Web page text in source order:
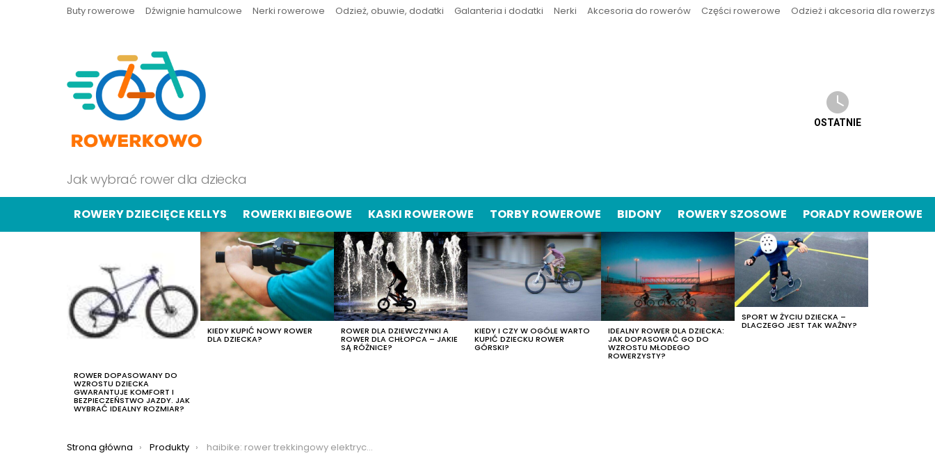
Buty rowerowe Dźwignie hamulcowe Nerki rowerowe Odzież, obuwie, dodatki Galanteria i dodatki Nerki Akcesoria do rowerów Części rowerowe Odzież i akcesoria dla
Jak wybrać rower dla dziecka
OSTATNIE
ROWERY DZIECIĘCE KELLYS ROWERKI BIEGOWE KASKI ROWEROWE TORBY ROWEROWE BIDONY ROWERY SZOSOWE PORADY ROWEROWE
ROWER DOPASOWANY DO
WZROSTU DZIECKA
GWARANTUJE KOMFORT I
BEZPIECZEŃSTWO JAZDY. JAK
WYBRAĆ IDEALNY ROZMIAR?
KIEDY KUPIĆ NOWY ROWER
DLA DZIECKA?
ROWER DLA DZIEWCZYNKI A
ROWER DLA CHŁOPCA – JAKIE
SĄ RÓŻNICE?
KIEDY I CZY W OGÓLE WARTO
KUPIĆ DZIECKU ROWER
GÓRSKI?
IDEALNY ROWER DLA DZIECKA:
JAK DOPASOWAĆ GO DO
WZROSTU MŁODEGO
ROWERZYSTY?
SPORT W ŻYCIU DZIECKA –
DLACZEGO JEST TAK WAŻNY?
Jesteś tutaj:
Strona główna Produkty haibike: rower trekkingowy elektryczny haibike trekking 6 lowstandover 2021, kolor szary, rozmiar m